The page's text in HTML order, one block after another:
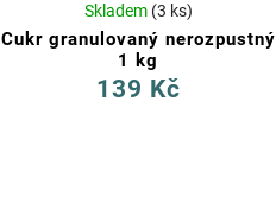
Cukr granulovaný nerozpustný
1 kg
Skladem (3 ks)
139 Kč